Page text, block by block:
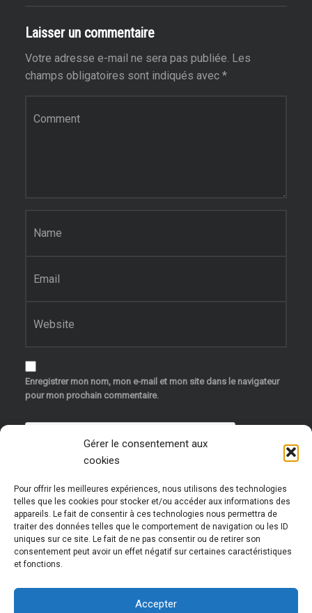
Gérer le consentement aux
cookies
Pour offrir les meilleures expériences, nous utilisons des technologies
telles que les cookies pour stocker et/ou accéder aux informations des
appareils. Le fait de consentir à ces technologies nous permettra de
traiter des données telles que le comportement de navigation ou les ID
uniques sur ce site. Le fait de ne pas consentir ou de retirer son
consentement peut avoir un effet négatif sur certaines caractéristiques
et fonctions.
Accepter
Laisser un commentaire
Votre adresse e-mail ne sera pas publiée. Les
champs obligatoires sont indiqués avec *
Enregistrer mon nom, mon e-mail et mon site dans le navigateur
pour mon prochain commentaire.
Ce site utilise Akismet pour réduire les indésirables.
En savoir plus sur la façon dont les données de vos
commentaires sont traitées.